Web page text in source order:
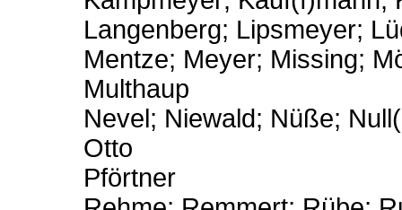
Langenberg; Lipsmeyer;
Mentze; Meyer; Missing;
Multhaup
Nevel; Niewald; Nüße;
Otto
Pförtner